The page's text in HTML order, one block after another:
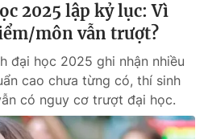
2025 lập kỷ lục: Vì
môn vẫn trượt?
đại học 2025 ghi nhận nhiều
cao chưa từng có, thí sinh
có nguy cơ trượt đại học.